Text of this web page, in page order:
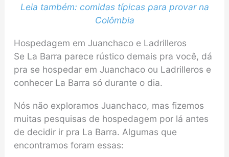
Leia também: comidas típicas para provar na
Colômbia
Hospedagem em Juanchaco e Ladrilleros
Se La Barra parece rústico demais pra você, dá
pra se hospedar em Juanchaco ou Ladrilleros e
conhecer La Barra só durante o dia.
Nós não exploramos Juanchaco, mas fizemos
muitas pesquisas de hospedagem por lá antes
de decidir ir pra La Barra. Algumas que
encontramos foram essas: